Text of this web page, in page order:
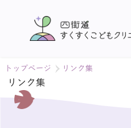
トップページ リンク集
リンク集